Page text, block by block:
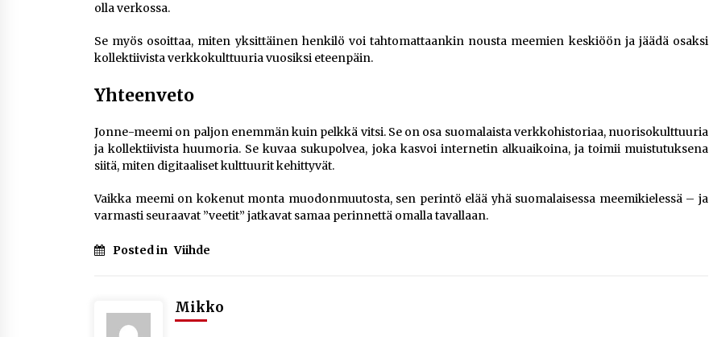
olla verkossa.
Se myös osoittaa, miten yksittäinen henkilö voi tahtomattaankin nousta meemien keskiöön ja jäädä osaksi
kollektiivista verkkokulttuuria vuosiksi eteenpäin.
Yhteenveto
Jonne-meemi on paljon enemmän kuin pelkkä vitsi. Se on osa suomalaista verkkohistoriaa, nuorisokulttuuria
ja kollektiivista huumoria. Se kuvaa sukupolvea, joka kasvoi internetin alkuaikoina, ja toimii muistutuksena
siitä, miten digitaaliset kulttuurit kehittyvät.
Vaikka meemi on kokenut monta muodonmuutosta, sen perintö elää yhä suomalaisessa meemikielessä – ja
varmasti seuraavat ”veetit” jatkavat samaa perinnettä omalla tavallaan.
Posted in Viihde
Mikko